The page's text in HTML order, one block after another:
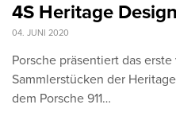
4S Heritage
04. JUNI 2020
Porsche präsentiert das
Sammlerstücken der
dem Porsche 911…